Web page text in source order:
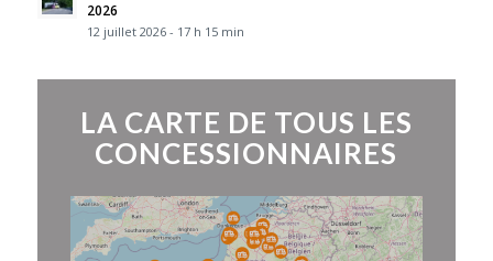
2026
12 juillet 2026 - 17 h 15 min
LA CARTE DE TOUS LES
CONCESSIONNAIRES